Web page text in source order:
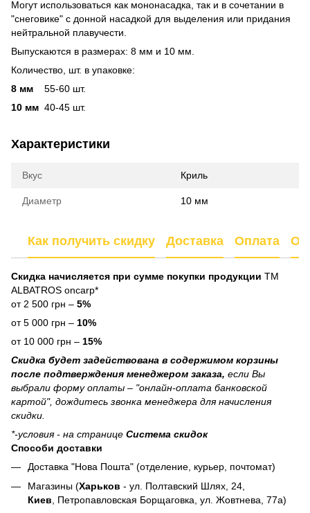
Могут использоваться как мононасадка, так и в сочетании в
"снеговике" с донной насадкой для выделения или придания
нейтральной плавучести.
Выпускаются в размерах: 8 мм и 10 мм.
Количество, шт. в упаковке:
8 мм 55-60 шт.
10 мм 40-45 шт.
Характеристики
Вкус Криль
Диаметр 10 мм
Как получить скидку Доставка Оплата
Скидка начисляется при сумме покупки продукции ТМ
ALBATROS oncarp*
от 2 500 грн – 5%
от 5 000 грн – 10%
от 10 000 грн – 15%
Скидка будет задействована в содержимом корзины
после подтверждения менеджером заказа, если Вы
выбрали форму оплаты – "онлайн-оплата банковской
картой", дождитесь звонка менеджера для начисления
скидки.
*-условия - на странице Система скидок
Способи доставки
Доставка "Нова Пошта" (отделение, курьер, почтомат)
Магазины (Харьков - ул. Полтавский Шлях, 24,
Киев , Петропавловская Борщаговка, ул. Жовтнева, 77а)